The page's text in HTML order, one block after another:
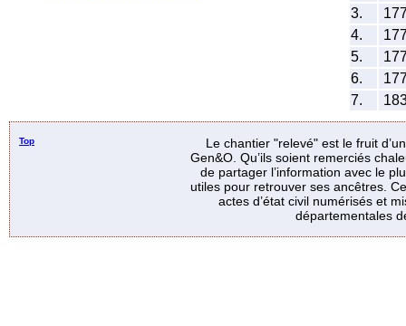
3.
4.
5.
6.
7.
Top
Le chantier "relevé" est le fruit
Gen&O. Qu’ils soient remerciés
de partager l’information avec le
utiles pour retrouver ses ancêtres.
actes d’état civil numérisés et
départementales